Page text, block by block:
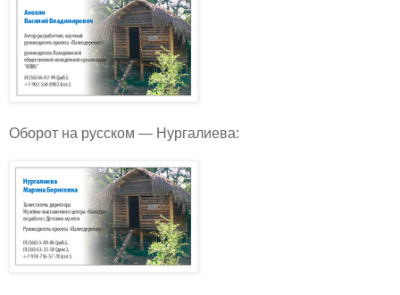
Оборот на русском — Нургалиева: